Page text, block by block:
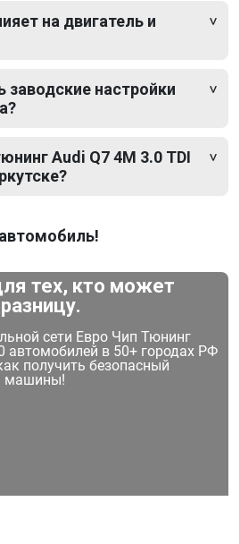
на двигатель и
настройки
Audi Q7 4M 3.0 TDI
тех, кто может
сети Евро Чип Тюнинг
автомобилей в 50+ городах РФ
получить безопасный
машины!